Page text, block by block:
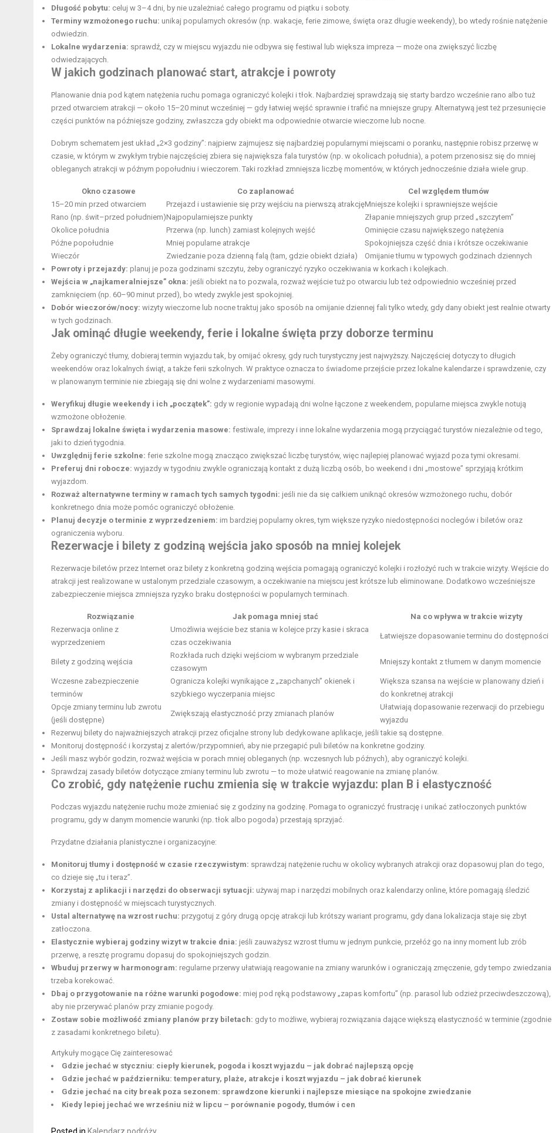
Długość pobytu: celuj w 3–4 dni, by nie uzależniać całego programu od piątku i soboty.
Terminy wzmożonego ruchu: unikaj popularnych okresów (np. wakacje, ferie zimowe, święta oraz długie weekendy), bo wtedy rośnie natężenie
odwiedzin.
Lokalne wydarzenia: sprawdź, czy w miejscu wyjazdu nie odbywa się festiwal lub większa impreza — może ona zwiększyć liczbę
odwiedzających.
W jakich godzinach planować start, atrakcje i powroty
Planowanie dnia pod kątem natężenia ruchu pomaga ograniczyć kolejki i tłok. Najbardziej sprawdzają się starty bardzo wcześnie rano albo tuż
przed otwarciem atrakcji — około 15–20 minut wcześniej — gdy łatwiej wejść sprawnie i trafić na mniejsze grupy. Alternatywą jest też przesunięcie
części punktów na późniejsze godziny, zwłaszcza gdy obiekt ma odpowiednie otwarcie wieczorne lub nocne.
Dobrym schematem jest układ „2×3 godziny”: najpierw zajmujesz się najbardziej popularnymi miejscami o poranku, następnie robisz przerwę w
czasie, w którym w zwykłym trybie najczęściej zbiera się największa fala turystów (np. w okolicach południa), a potem przenosisz się do mniej
obleganych atrakcji w późnym popołudniu i wieczorem. Taki rozkład zmniejsza liczbę momentów, w których jednocześnie działa wiele grup.
Okno czasowe Co zaplanować
Cel względem tłumów
15–20 min przed otwarciem
Przejazd i ustawienie się przy wejściu na pierwszą atrakcjęMniejsze kolejki i sprawniejsze wejście
Rano (np. świt–przed południem)Najpopularniejsze punkty
Złapanie mniejszych grup przed „szczytem”
Okolice południa
Przerwa (np. lunch) zamiast kolejnych wejść
Ominięcie czasu największego natężenia
Późne popołudnie
Mniej popularne atrakcje
Spokojniejsza część dnia i krótsze oczekiwanie
Wieczór
Zwiedzanie poza dzienną falą (tam, gdzie obiekt działa)
Omijanie tłumu w typowych godzinach dziennych
Powroty i przejazdy: planuj je poza godzinami szczytu, żeby ograniczyć ryzyko oczekiwania w korkach i kolejkach.
Wejścia w „najkameralniejsze” okna: jeśli obiekt na to pozwala, rozważ wejście tuż po otwarciu lub też odpowiednio wcześniej przed
zamknięciem (np. 60–90 minut przed), bo wtedy zwykle jest spokojniej.
Dobór wieczorów/nocy: wizyty wieczorne lub nocne traktuj jako sposób na omijanie dziennej fali tylko wtedy, gdy dany obiekt jest realnie otwarty
w tych godzinach.
Jak ominąć długie weekendy, ferie i lokalne święta przy doborze terminu
Żeby ograniczyć tłumy, dobierajtermin wyjazdu tak, by omijać okresy, gdy ruch turystyczny jest najwyższy. Najczęściej dotyczy to długich
weekendów oraz lokalnych świąt, a także ferii szkolnych. W praktyce oznacza to świadome przejście przez lokalne kalendarze i sprawdzenie, czy
w planowanym terminie nie zbiegają się dni wolne z wydarzeniami masowymi.
Weryfikuj długie weekendy i ich „początek”: gdy w regionie wypadają dni wolne łączone z weekendem, popularne miejsca zwykle notują
wzmożone obłożenie.
Sprawdzaj lokalne święta i wydarzenia masowe: festiwale, imprezy i inne lokalne wydarzenia mogą przyciągać turystów niezależnie od tego,
jaki to dzień tygodnia.
Uwzględnij ferie szkolne: ferie szkolne mogą znacząco zwiększać liczbę turystów, więc najlepiej planować wyjazd poza tymi okresami.
Preferuj dni robocze: wyjazdy w tygodniu zwykle ograniczają kontakt z dużą liczbą osób, bo weekend i dni „mostowe” sprzyjają krótkim
wyjazdom.
Rozważ alternatywne terminy w ramach tych samych tygodni: jeśli nie da się całkiem uniknąć okresów wzmożonego ruchu, dobór
konkretnego dnia może pomóc ograniczyć obłożenie.
Planuj decyzje o terminie z wyprzedzeniem: im bardziej popularny okres, tym większe ryzyko niedostępności noclegów i biletów oraz
ograniczenia wyboru.
Rezerwacje i bilety z godziną wejścia jako sposób na mniej kolejek
Rezerwacje biletów przez Internet oraz bilety z konkretną godziną wejścia pomagają ograniczyć kolejki i rozłożyć ruch w trakcie wizyty. Wejście do
atrakcji jest realizowane w ustalonym przedziale czasowym, a oczekiwanie na miejscu jest krótsze lub eliminowane. Dodatkowo wcześniejsze
zabezpieczenie miejsca zmniejsza ryzyko braku dostępności w popularnych terminach.
Rozwiązanie Jak pomaga mniej stać
Na co wpływa w trakcie wizyty
Rezerwacja online z
wyprzedzeniem
Umożliwia wejście bez stania w kolejce przy kasie i skraca
czas oczekiwania
Łatwiejsze dopasowanie terminu do dostępności
Bilety z godziną wejścia
Rozkłada ruch dzięki wejściom w wybranym przedziale
czasowym
Mniejszy kontakt z tłumem w danym momencie
Wczesne zabezpieczenie
terminów
Ogranicza kolejki wynikające z „zapchanych” okienek i
szybkiego wyczerpania miejsc
Większa szansa na wejście w planowany dzień i
do konkretnej atrakcji
Opcje zmiany terminu lub zwrotu
(jeśli dostępne)
Zwiększają elastyczność przy zmianach planów
Ułatwiają dopasowanie rezerwacji do przebiegu
wyjazdu
Rezerwuj bilety do najważniejszych atrakcji przez oficjalne strony lub dedykowane aplikacje, jeśli takie są dostępne.
Monitoruj dostępność i korzystaj z alertów/przypomnień, aby nie przegapić puli biletów na konkretne godziny.
Jeśli masz wybór godzin, rozważ wejścia w porach mniej obleganych (np. wczesnych lub późnych), aby ograniczyć kolejki.
Sprawdzaj zasady biletów dotyczące zmiany terminu lub zwrotu — to może ułatwić reagowanie na zmianę planów.
Co zrobić, gdy natężenie ruchu zmienia się w trakcie wyjazdu: plan B i elastyczność
Podczas wyjazdu natężenie ruchu może zmieniać się z godziny na godzinę. Pomaga to ograniczyć frustrację i unikać zatłoczonych punktów
programu, gdy w danym momencie warunki (np. tłok albo pogoda) przestają sprzyjać.
Przydatne działania planistyczne i organizacyjne:
Monitoruj tłumy i dostępność w czasie rzeczywistym: sprawdzaj natężenie ruchu w okolicy wybranych atrakcji oraz dopasowuj plan do tego,
co dzieje się „tu i teraz”.
Korzystaj z aplikacji i narzędzi do obserwacji sytuacji: używaj map i narzędzi mobilnych oraz kalendarzy online, które pomagają śledzić
zmiany i dostępność w miejscach turystycznych.
Ustal alternatywę na wzrost ruchu: przygotuj z góry drugą opcję atrakcji lub krótszy wariant programu, gdy dana lokalizacja staje się zbyt
zatłoczona.
Elastycznie wybieraj godziny wizyt w trakcie dnia: jeśli zauważysz wzrost tłumu w jednym punkcie, przełóż go na inny moment lub zrób
przerwę, a resztę programu dopasuj do spokojniejszych godzin.
Wbuduj przerwy w harmonogram: regularne przerwy ułatwiają reagowanie na zmiany warunków i ograniczają zmęczenie, gdy tempo zwiedzania
trzeba korekować.
Dbaj o przygotowanie na różne warunki pogodowe: miej pod ręką podstawowy „zapas komfortu” (np. parasol lub odzież przeciwdeszczową),
aby nie przerywać planów przy zmianie pogody.
Zostaw sobie możliwość zmiany planów przy biletach: gdy to możliwe, wybieraj rozwiązania dające większą elastyczność w terminie (zgodnie
z zasadami konkretnego biletu).
Artykuły mogące Cię zainteresować
Gdzie jechać w styczniu: ciepły kierunek, pogoda i koszt wyjazdu – jak dobrać najlepszą opcję
Gdzie jechać w październiku: temperatury, plaże, atrakcje i koszt wyjazdu – jak dobrać kierunek
Gdzie jechać na city break poza sezonem: sprawdzone kierunki i najlepsze miesiące na spokojne zwiedzanie
Kiedy lepiej jechać we wrześniu niż w lipcu – porównanie pogody, tłumów i cen